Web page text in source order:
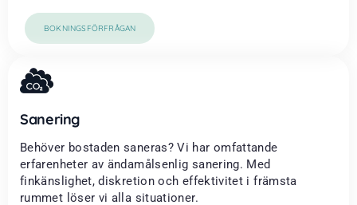
BOKNINGSFÖRFRÅGAN
Sanering
Behöver bostaden saneras? Vi har omfattande
erfarenheter av ändamålsenlig sanering. Med
finkänslighet, diskretion och effektivitet i främsta
rummet löser vi alla situationer.